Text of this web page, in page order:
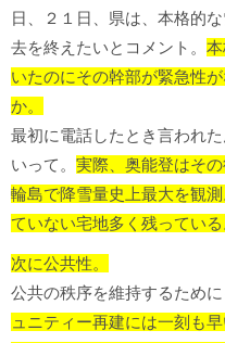
日、２１日、県は、本格的
去を終えたいとコメント。
いたのにその幹部が緊急性
か。
最初に電話したとき言われ
いって。 実際、奥能登はそ
輪島で降雪量史上最大を観
ていない宅地多く残ってい
次に公共性。
公共の秩序を維持するため
ュニティー再建には一刻も